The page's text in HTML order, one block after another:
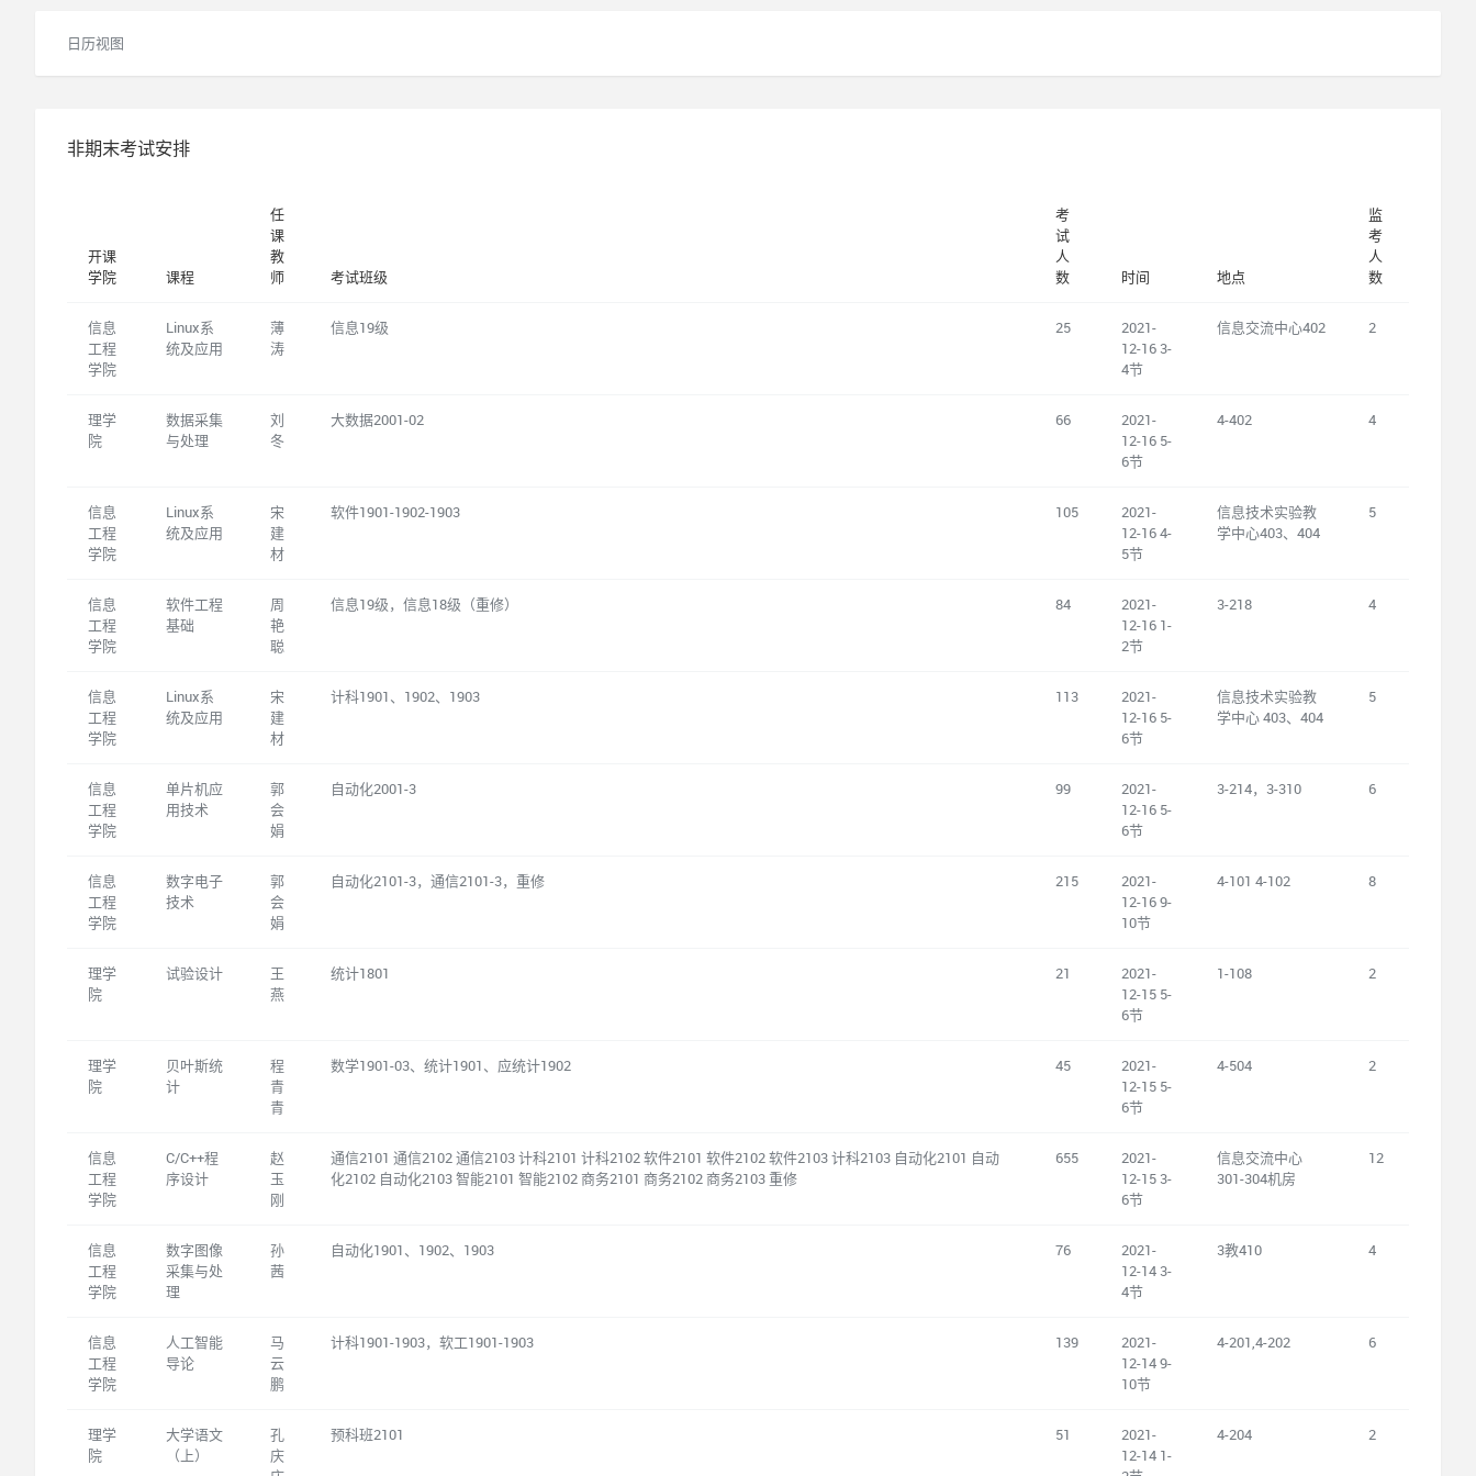
日历视图
非期末考试安排
开课
学院
课程
任
课
教
师
考试班级
考
试
人
数
时间 地点
监
考
人
数
信息
工程
学院
Linux系
统及应用
薄
涛
信息19级 25
2021-
12-16 3-
4节
信息交流中心402 2
理学
院
数据采集
与处理
刘
冬
大数据2001-02 66
2021-
12-16 5-
6节
4-402 4
信息
工程
学院
Linux系
统及应用
宋
建
材
软件1901-1902-1903 105
2021-
12-16 4-
5节
信息技术实验教
学中心403、404
5
信息
工程
学院
软件工程
基础
周
艳
聪
信息19级，信息18级（重修） 84
2021-
12-16 1-
2节
3-218 4
信息
工程
学院
Linux系
统及应用
宋
建
材
计科1901、1902、1903 113
2021-
12-16 5-
6节
信息技术实验教
学中心 403、404
5
信息
工程
学院
单片机应
用技术
郭
会
娟
自动化2001-3 99
2021-
12-16 5-
6节
3-214，3-310 6
信息
工程
学院
数字电子
技术
郭
会
娟
自动化2101-3，通信2101-3，重修 215
2021-
12-16 9-
10节
4-101 4-102 8
理学
院
试验设计
王
燕
统计1801 21
2021-
12-15 5-
6节
1-108 2
理学
院
贝叶斯统
计
程
青
青
数学1901-03、统计1901、应统计1902 45
2021-
12-15 5-
6节
4-504 2
信息
工程
学院
C/C++程
序设计
赵
玉
刚
通信2101 通信2102 通信2103 计科2101 计科2102 软件2101 软件2102 软件2103 计科2103 自动化2101 自动
化2102 自动化2103 智能2101 智能2102 商务2101 商务2102 商务2103 重修
655
2021-
12-15 3-
6节
信息交流中心
301-304机房
12
信息
工程
学院
数字图像
采集与处
理
孙
茜
自动化1901、1902、1903 76
2021-
12-14 3-
4节
3教410 4
信息
工程
学院
人工智能
导论
马
云
鹏
计科1901-1903，软工1901-1903 139
2021-
12-14 9-
10节
4-201,4-202 6
理学
院
大学语文
（上）
孔
庆
预科班2101 51
2021-
12-14 1-
4-204 2